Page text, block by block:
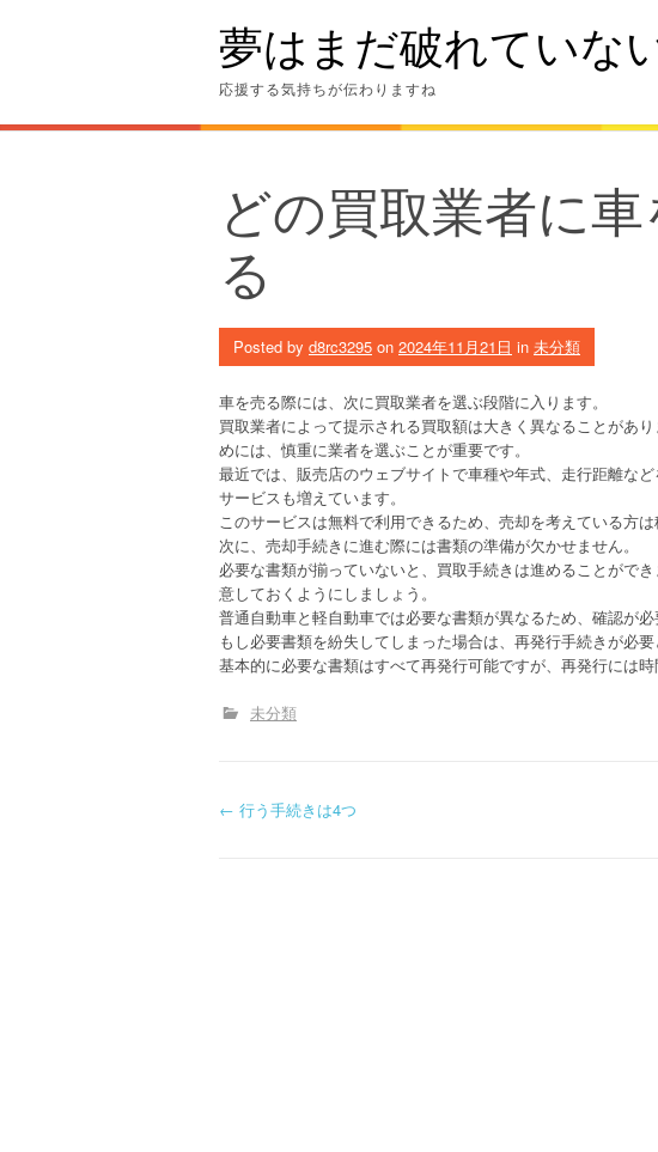
夢はまだ破れていな
応援する気持ちが伝わりますね
どの買取業者に
る
Posted by d8rc3295 on 2024年11月21日 in 未分類
車を売る際には、次に買取業者を選ぶ段階に入ります。
買取業者によって提示される買取額は大きく異なることがあ
めには、慎重に業者を選ぶことが重要です。
最近では、販売店のウェブサイトで車種や年式、走行距離な
サービスも増えています。
このサービスは無料で利用できるため、売却を考えている方
次に、売却手続きに進む際には書類の準備が欠かせません。
必要な書類が揃っていないと、買取手続きは進めることがで
意しておくようにしましょう。
普通自動車と軽自動車では必要な書類が異なるため、確認が必
もし必要書類を紛失してしまった場合は、再発行手続きが必要
基本的に必要な書類はすべて再発行可能ですが、再発行には
未分類
P
← 行う手続きは4つ